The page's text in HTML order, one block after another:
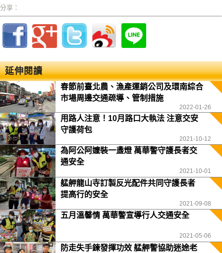
分享：
延伸閱讀
春節前臺北農、漁產運銷公司及環南綜合
市場周邊交通疏導、管制措施
2022-01-26
用路人注意！10月路口大執法 注意交安
守護荷包
2021-10-12
為阿公阿嬤裝一盞燈 萬華警守護長者交
通安全
2021-10-01
艋舺龍山寺訂製反光配件共同守護長者
提高行的安全
2021-09-08
五月溫馨情 萬華警宣導行人交通安全
2021-05-06
防走失手鍊發揮功效 艋舺警協助迷途老